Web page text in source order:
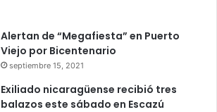
Alertan de “Megafiesta” en Puerto
Viejo por Bicentenario
septiembre 15, 2021
Exiliado nicaragüense recibió tres
balazos este sábado en Escazú